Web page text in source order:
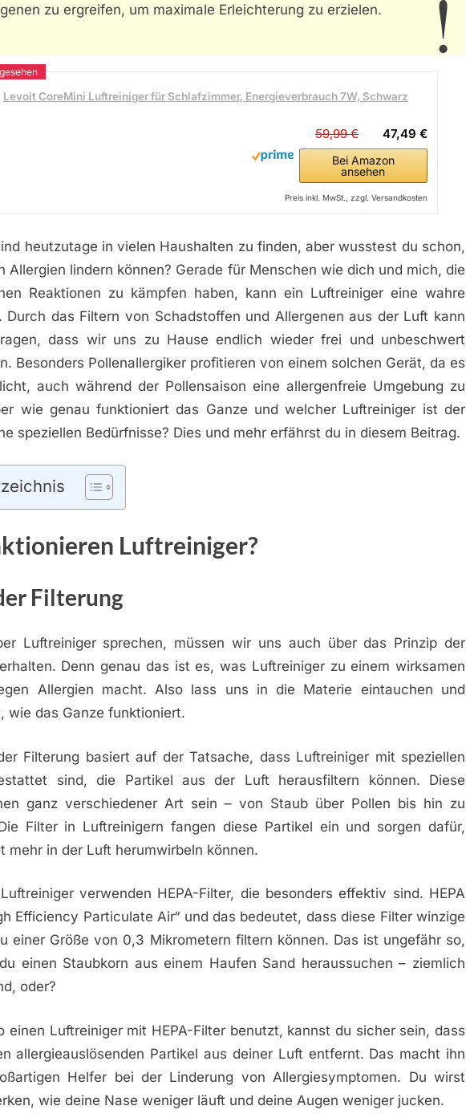
zu ergreifen, um maximale Erleichterung zu erzielen.
Levoit CoreMini Luftreiniger für Schlafzimmer, Energieverbrauch 7W, Schwarz
47,49 €
59,99 €
Bei Amazon
ansehen
Preis inkl. MwSt., zzgl. Versandkosten
heutzutage in vielen Haushalten zu finden, aber wusstest du schon,
Allergien lindern können? Gerade für Menschen wie dich und mich, die
Reaktionen zu kämpfen haben, kann ein Luftreiniger eine wahre
Durch das Filtern von Schadstoffen und Allergenen aus der Luft kann
dass wir uns zu Hause endlich wieder frei und unbeschwert
Besonders Pollenallergiker profitieren von einem solchen Gerät, da es
auch während der Pollensaison eine allergenfreie Umgebung zu
wie genau funktioniert das Ganze und welcher Luftreiniger ist der
speziellen Bedürfnisse? Dies und mehr erfährst du in diesem Beitrag.
Luftreiniger?
Filterung
Luftreiniger sprechen, müssen wir uns auch über das Prinzip der
Denn genau das ist es, was Luftreiniger zu einem wirksamen
Allergien macht. Also lass uns in die Materie eintauchen und
wie das Ganze funktioniert.
Filterung basiert auf der Tatsache, dass Luftreiniger mit speziellen
sind, die Partikel aus der Luft herausfiltern können. Diese
ganz verschiedener Art sein – von Staub über Pollen bis hin zu
Filter in Luftreinigern fangen diese Partikel ein und sorgen dafür,
mehr in der Luft herumwirbeln können.
verwenden HEPA-Filter, die besonders effektiv sind. HEPA
Efficiency Particulate Air“ und das bedeutet, dass diese Filter winzige
einer Größe von 0,3 Mikrometern filtern können. Das ist ungefähr so,
einen Staubkorn aus einem Haufen Sand heraussuchen – ziemlich
oder?
einen Luftreiniger mit HEPA-Filter benutzt, kannst du sicher sein, dass
allergieauslösenden Partikel aus deiner Luft entfernt. Das macht ihn
Helfer bei der Linderung von Allergiesymptomen. Du wirst
wie deine Nase weniger läuft und deine Augen weniger jucken.